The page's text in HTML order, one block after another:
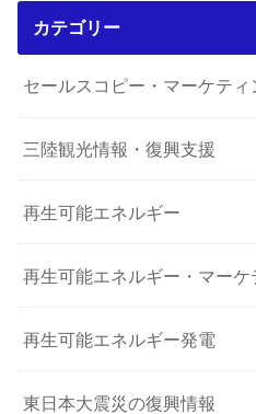
カテゴリー
セールスコピー・マーケティ
三陸観光情報・復興支援
再生可能エネルギー
再生可能エネルギー・マーケ
再生可能エネルギー発電
東日本大震災の復興情報